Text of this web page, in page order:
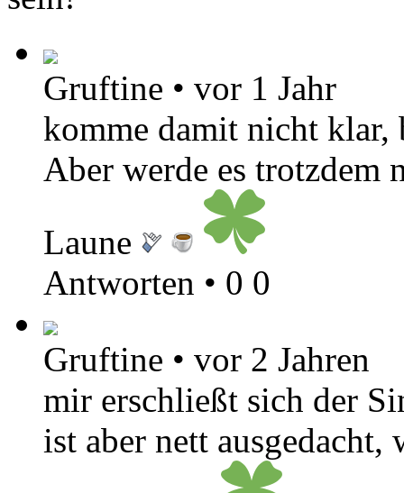
Gruftine • vor 1 Jahr
komme damit nicht
Aber werde es trotzdem
Laune
Antworten • 0 0
Gruftine • vor 2 Jahren
mir erschließt sich der
ist aber nett ausgedacht,